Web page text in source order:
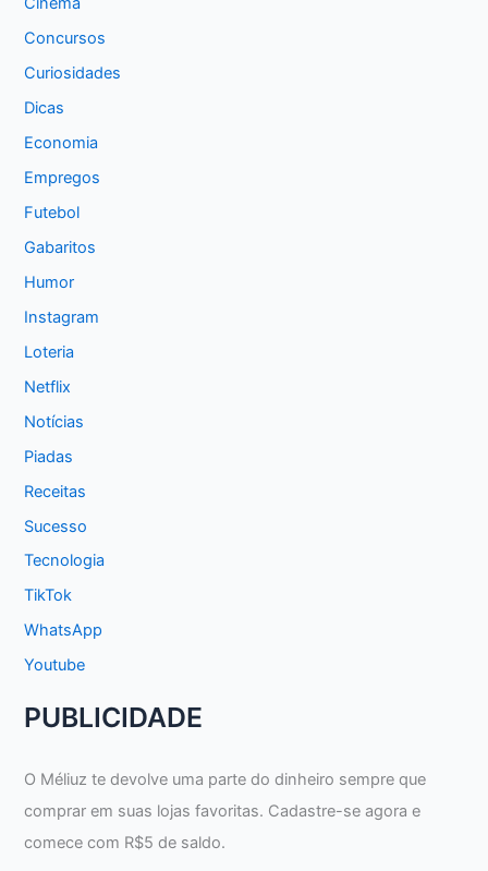
Concursos
Curiosidades
Dicas
Economia
Empregos
Futebol
Gabaritos
Humor
Instagram
Loteria
Netflix
Notícias
Piadas
Receitas
Sucesso
Tecnologia
TikTok
WhatsApp
Youtube
PUBLICIDADE
O Méliuz te devolve uma parte do dinheiro sempre que
comprar em suas lojas favoritas. Cadastre-se agora e
comece com R$5 de saldo.